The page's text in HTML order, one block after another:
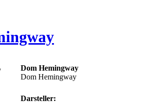
Dom Hemingway
Dom Hemingway
Darsteller: